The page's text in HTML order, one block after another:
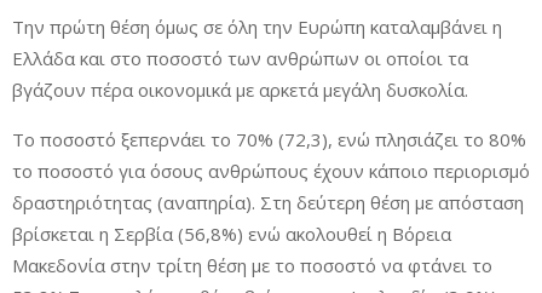
Την πρώτη θέση όμως σε όλη την Ευρώπη καταλαμβάνει η
Ελλάδα και στο ποσοστό των ανθρώπων οι οποίοι τα
βγάζουν πέρα οικονομικά με αρκετά μεγάλη δυσκολία.
Το ποσοστό ξεπερνάει το 70% (72,3), ενώ πλησιάζει το 80%
το ποσοστό για όσους ανθρώπους έχουν κάποιο περιορισμό
δραστηριότητας (αναπηρία). Στη δεύτερη θέση με απόσταση
βρίσκεται η Σερβία (56,8%) ενώ ακολουθεί η Βόρεια
Μακεδονία στην τρίτη θέση με το ποσοστό να φτάνει το